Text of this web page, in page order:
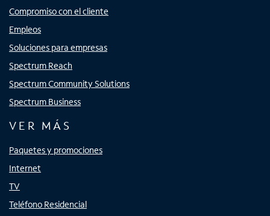
Compromiso con el cliente
Empleos
Soluciones para empresas
Spectrum Reach
Spectrum Community Solutions
Spectrum Business
VER MÁS
Paquetes y promociones
Internet
TV
Teléfono Residencial